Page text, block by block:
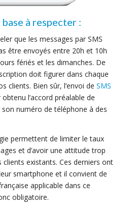
à respecter :
que les messages par SMS
être envoyés entre 20h et 10h
fériés et les dimanches. De
doit figurer dans chaque
clients. Bien sûr, l’envoi de SMS
obtenu l’accord préalable de
numéro de téléphone à des
permettent de limiter le taux
et d’avoir une attitude trop
clients existants. Ces derniers ont
smartphone et il convient de
applicable dans ce
obligatoire.